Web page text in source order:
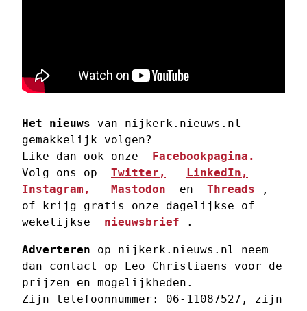
Het nieuws van nijkerk.nieuws.nl
gemakkelijk volgen?
Like dan ook onze Facebookpagina.
Volg ons op Twitter,
LinkedIn,
Instagram,
Mastodon
  en
Threads ,
of krijg gratis onze dagelijkse of
wekelijkse nieuwsbrief .
Adverteren op nijkerk.nieuws.nl neem
dan contact op Leo Christiaens voor de
prijzen en mogelijkheden.
Zijn telefoonnummer: 06-11087527, zijn